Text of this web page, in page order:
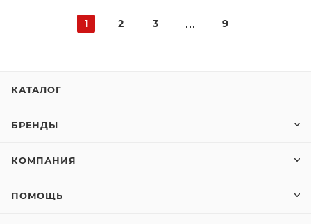
1 2 3 9
КАТАЛОГ
БРЕНДЫ
КОМПАНИЯ
ПОМОЩЬ